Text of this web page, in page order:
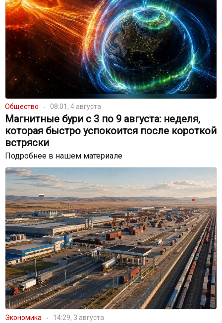
Общество 08:01, 4 августа
Магнитные бури с 3 по 9 августа: неделя,
которая быстро успокоится после короткой
встряски
Подробнее в нашем материале
Экономика 14:29, 3 августа